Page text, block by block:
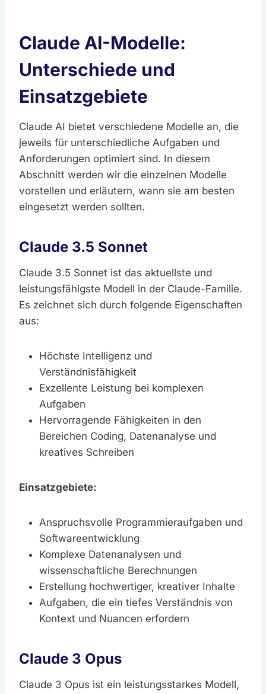
Claude AI-Modelle:
Unterschiede und
Einsatzgebiete
Claude AI bietet verschiedene Modelle an, die
jeweils für unterschiedliche Aufgaben und
Anforderungen optimiert sind. In diesem
Abschnitt werden wir die einzelnen Modelle
vorstellen und erläutern, wann sie am besten
eingesetzt werden sollten.
Claude 3.5 Sonnet
Claude 3.5 Sonnet ist das aktuellste und
leistungsfähigste Modell in der Claude-Familie.
Es zeichnet sich durch folgende Eigenschaften
aus:
Höchste Intelligenz und
Verständnisfähigkeit
Exzellente Leistung bei komplexen
Aufgaben
Hervorragende Fähigkeiten in den
Bereichen Coding, Datenanalyse und
kreatives Schreiben
Einsatzgebiete:
Anspruchsvolle Programmieraufgaben und
Softwareentwicklung
Komplexe Datenanalysen und
wissenschaftliche Berechnungen
Erstellung hochwertiger, kreativer Inhalte
Aufgaben, die ein tiefes Verständnis von
Kontext und Nuancen erfordern
Claude 3 Opus
Claude 3 Opus ist ein leistungsstarkes Modell,